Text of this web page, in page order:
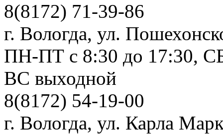
8(8172) 71-39-86
г. Вологда, ул.
ПН-ПТ c 8:30 до 17:30,
ВС выходной
8(8172) 54-19-00
г. Вологда, ул. Карла